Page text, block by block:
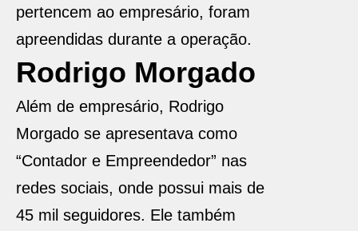
pertencem ao empresário, foram
apreendidas durante a operação.
Rodrigo Morgado
Além de empresário, Rodrigo
Morgado se apresentava como
“Contador e Empreendedor” nas
redes sociais, onde possui mais de
45 mil seguidores. Ele também